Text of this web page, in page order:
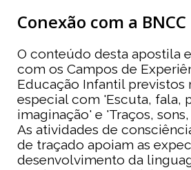
Conexão com a BNCC
O conteúdo desta apostila
com os Campos de
Educação Infantil previstos
especial com 'Escuta, fala,
imaginação' e 'Traços,
As atividades de
de traçado apoiam as
desenvolvimento da